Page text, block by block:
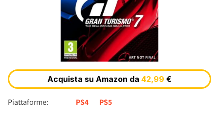
Piattaforme: PS4 PS5